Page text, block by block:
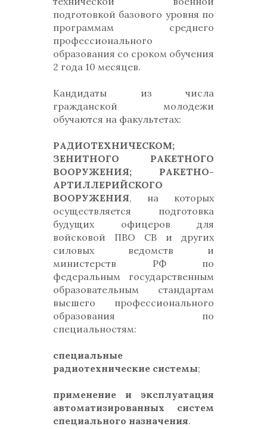
подготовкой базового уровня по
программам среднего
профессионального
образования со сроком обучения
2 года 10 месяцев.
Кандидаты из числа
гражданской молодежи
обучаются на факультетах:
РАДИОТЕХНИЧЕСКОМ;
ЗЕНИТНОГО РАКЕТНОГО
ВООРУЖЕНИЯ; РАКЕТНО-
АРТИЛЛЕРИЙСКОГО
ВООРУЖЕНИЯ, на которых
осуществляется подготовка
будущих офицеров для
войсковой ПВО СВ и других
силовых ведомств и
министерств РФ по
федеральным государственным
образовательным стандартам
высшего профессионального
образования по
специальностям:
специальные
радиотехнические системы;
применение и эксплуатация
автоматизированных систем
специального назначения.